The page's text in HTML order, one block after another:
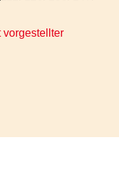
vorgestellter